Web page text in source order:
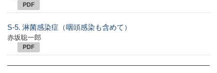
PDF
S-5. 淋菌感染症（咽頭感染も含めて）
赤坂聡一郎
PDF